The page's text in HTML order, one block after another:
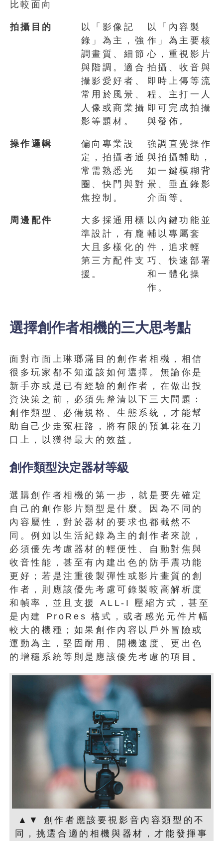
比較面向
拍攝目的
以「影像記
錄」為主，強
調畫質、細節
與階調。適合
攝影愛好者、
常用於風景、
人像或商業攝
影等題材。
以「內容製
作」為主要核
心，重視影片
拍攝、收音與
即時上傳等流
程。主打一人
即可完成拍攝
與發佈。
操作邏輯
偏向專業設
定，拍攝者通
常需熟悉光
圈、快門與對
焦控制。
強調直覺操作
與拍攝輔助，
如一鍵模糊背
景、垂直錄影
介面等。
周邊配件
大多採通用標
準設計，有龐
大且多樣化的
第三方配件支
援。
以內鍵功能並
輔以專屬套
件，追求輕
巧、快速部署
和一體化操
作。
選擇創作者相機的三大思考點
面對市面上琳瑯滿目的創作者相機，相信
很多玩家都不知道該如何選擇。無論你是
新手亦或是已有經驗的創作者，在做出投
資決策之前，必須先釐清以下三大問題：
創作類型、必備規格、生態系統，才能幫
助自己少走冤枉路，將有限的預算花在刀
口上，以獲得最大的效益。
創作類型決定器材等級
選購創作者相機的第一步，就是要先確定
自己的創作影片類型是什麼。因為不同的
內容屬性，對於器材的要求也都截然不
同。例如以生活紀錄為主的創作者來說，
必須優先考慮器材的輕便性、自動對焦與
收音性能，甚至有內建出色的防手震功能
更好；若是注重後製彈性或影片畫質的創
作者，則應該優先考慮可錄製較高解析度
和幀率，並且支援 ALL-I 壓縮方式，甚至
是內建 ProRes 格式，或者感光元件片幅
較大的機種；如果創作內容以戶外冒險或
運動為主，堅固耐用、開機速度、更出色
的增穩系統等則是應該優先考慮的項目。
▲▼ 創作者應該要視影音內容類型的不
同，挑選合適的相機與器材，才能發揮事